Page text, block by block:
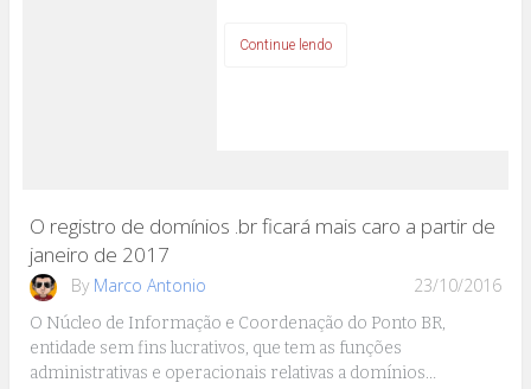
Continue lendo
O registro de domínios .br ficará mais caro a partir de
janeiro de 2017
By Marco Antonio 23/10/2016
O Núcleo de Informação e Coordenação do Ponto BR,
entidade sem fins lucrativos, que tem as funções
administrativas e operacionais relativas a domínios…